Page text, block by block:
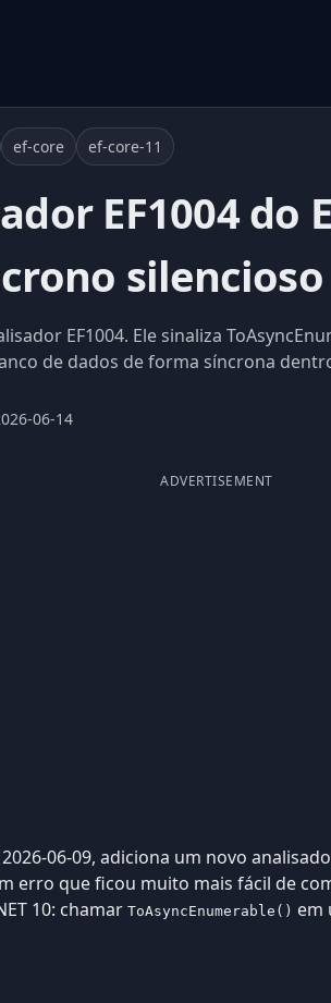
ef-core ef-core-11
EF1004 do
silencioso
EF1004. Ele sinaliza
de dados de forma síncrona
06-14
ADVERTISEMENT
06-09, adiciona um novo
erro que ficou muito mais fácil de
10: chamar ToAsyncEnumerable() em